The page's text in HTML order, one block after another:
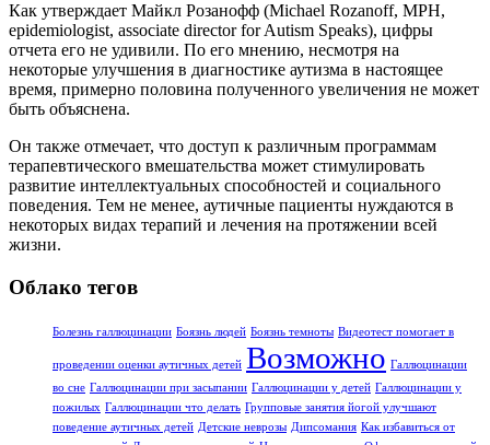
Как утверждает Майкл Розанофф (Michael Rozanoff, MPH,
epidemiologist, associate director for Autism Speaks), цифры
отчета его не удивили. По его мнению, несмотря на
некоторые улучшения в диагностике аутизма в настоящее
время, примерно половина полученного увеличения не может
быть объяснена.
Он также отмечает, что доступ к различным программам
терапевтического вмешательства может стимулировать
развитие интеллектуальных способностей и социального
поведения. Тем не менее, аутичные пациенты нуждаются в
некоторых видах терапий и лечения на протяжении всей
жизни.
Облако тегов
Болезнь галлюцинации Боязнь людей Боязнь темноты Видеотест помогает в
проведении оценки аутичных детей Возможно Галлюцинации
во сне Галлюцинации при засыпании Галлюцинации у детей Галлюцинации у
пожилых Галлюцинации что делать Групповые занятия йогой улучшают
поведение аутичных детей Детские неврозы Дипсомания Как избавиться от